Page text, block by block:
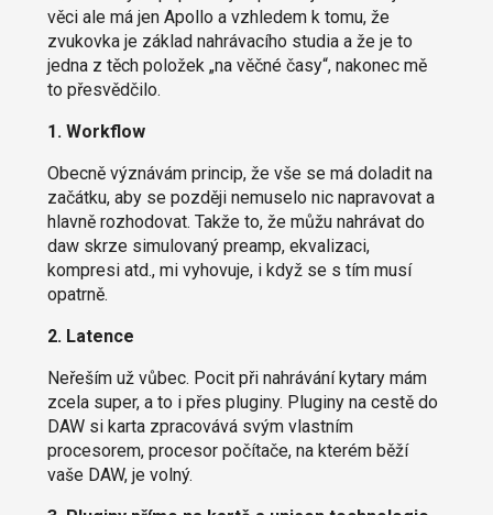
věci ale má jen Apollo a vzhledem k tomu, že
zvukovka je základ nahrávacího studia a že je to
jedna z těch položek „na věčné časy“, nakonec mě
to přesvědčilo.
1. Workflow
Obecně význávám princip, že vše se má doladit na
začátku, aby se později nemuselo nic napravovat a
hlavně rozhodovat. Takže to, že můžu nahrávat do
daw skrze simulovaný preamp, ekvalizaci,
kompresi atd., mi vyhovuje, i když se s tím musí
opatrně.
2. Latence
Neřeším už vůbec. Pocit při nahrávání kytary mám
zcela super, a to i přes pluginy. Pluginy na cestě do
DAW si karta zpracovává svým vlastním
procesorem, procesor počítače, na kterém běží
vaše DAW, je volný.